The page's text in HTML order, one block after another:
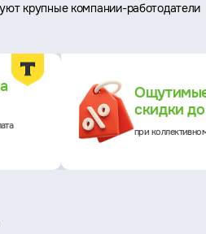
крупные компании-работодатели
скидки
при